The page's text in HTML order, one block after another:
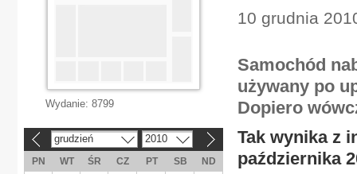
10 grudnia
Samochód
używany po
Dopiero
Tak wynika z
października
Wydanie: 8799
grudzień 2010
PN WT ŚR CZ PT SB
ND